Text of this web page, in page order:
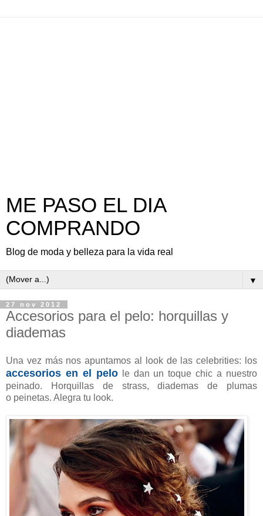
ME PASO EL DIA
COMPRANDO
Blog de moda y belleza para la vida real
▼
27 nov 2012
Accesorios para el pelo: horquillas y
diademas
Una vez más nos apuntamos al look de las celebrities: los
accesorios en el pelole dan un toque chic a nuestro
peinado. Horquillas de strass, diademas de plumas
o peinetas. Alegra tu look.